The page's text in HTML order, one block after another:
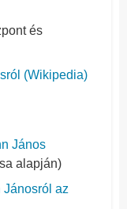
és
(Wikipedia)
János
alapján)
az